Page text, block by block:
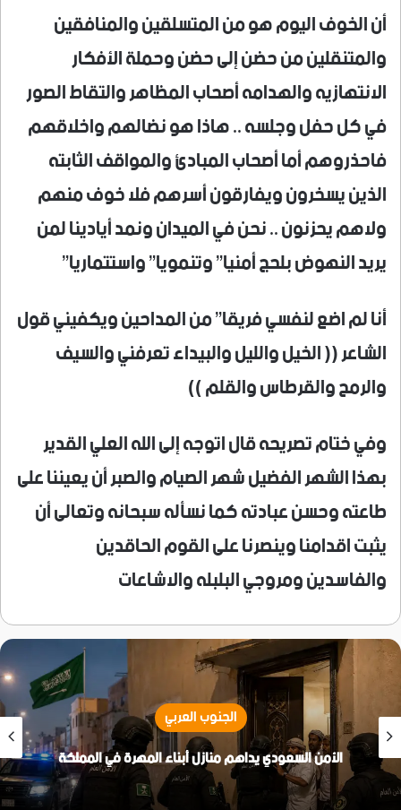
أن الخوف اليوم هو من المتسلقين والمنافقين
والمتنقلين من حضن إلى حضن وحملة الأفكار
الانتهازيه والهدامه أصحاب المظاهر والتقاط الصور
في كل حفل وجلسه .. هاذا هو نضالهم واخلاقهم
فاحذروهم أما أصحاب المبادئ والمواقف الثابته
الذين يسخرون ويفارقون أسرهم فلا خوف منهم
ولاهم يحزنون .. نحن في الميدان ونمد أيادينا لمن
يريد النهوض بلحج أمنيا” وتنمويا” واستتماريا”
أنا لم اضع لنفسي فريقا” من المداحين ويكفيني قول
الشاعر (( الخيل والليل والبيداء تعرفني والسيف
والرمح والقرطاس والقلم ))
وفي ختام تصريحه قال اتوجه إلى الله العلي القدير
بهذا الشهر الفضيل شهر الصيام والصبر أن يعيننا على
طاعته وحسن عبادته كما نسأله سبحانه وتعالى أن
يثبت اقدامنا وينصرنا على القوم الحاقدين
والفاسدين ومروجي البلبله والاشاعات
الجنوب العربي
الأمن السعودي يداهم منازل أبناء المهرة في المملكة